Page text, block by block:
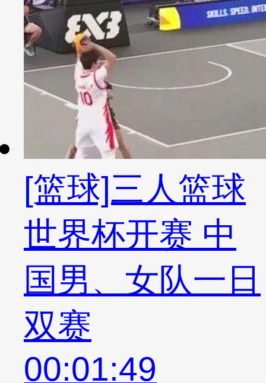
[篮球]三人篮球
世界杯开赛 中
国男、女队一日
双赛
00:01:49